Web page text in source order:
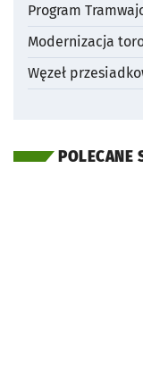
Program
Modernizacja
Węzeł
POLECANE